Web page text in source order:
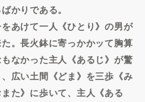
かりである。
あけて一人《ひとり》の男が
。長火鉢に寄っかかッて胸算
なかった主人《あるじ》が驚
広い土間《どま》を三歩《み
た》に歩いて、主人《ある